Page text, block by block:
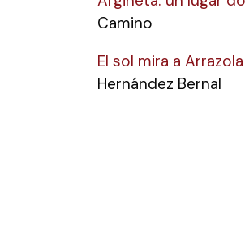
Camino
El sol mira a
Hernández Bernal